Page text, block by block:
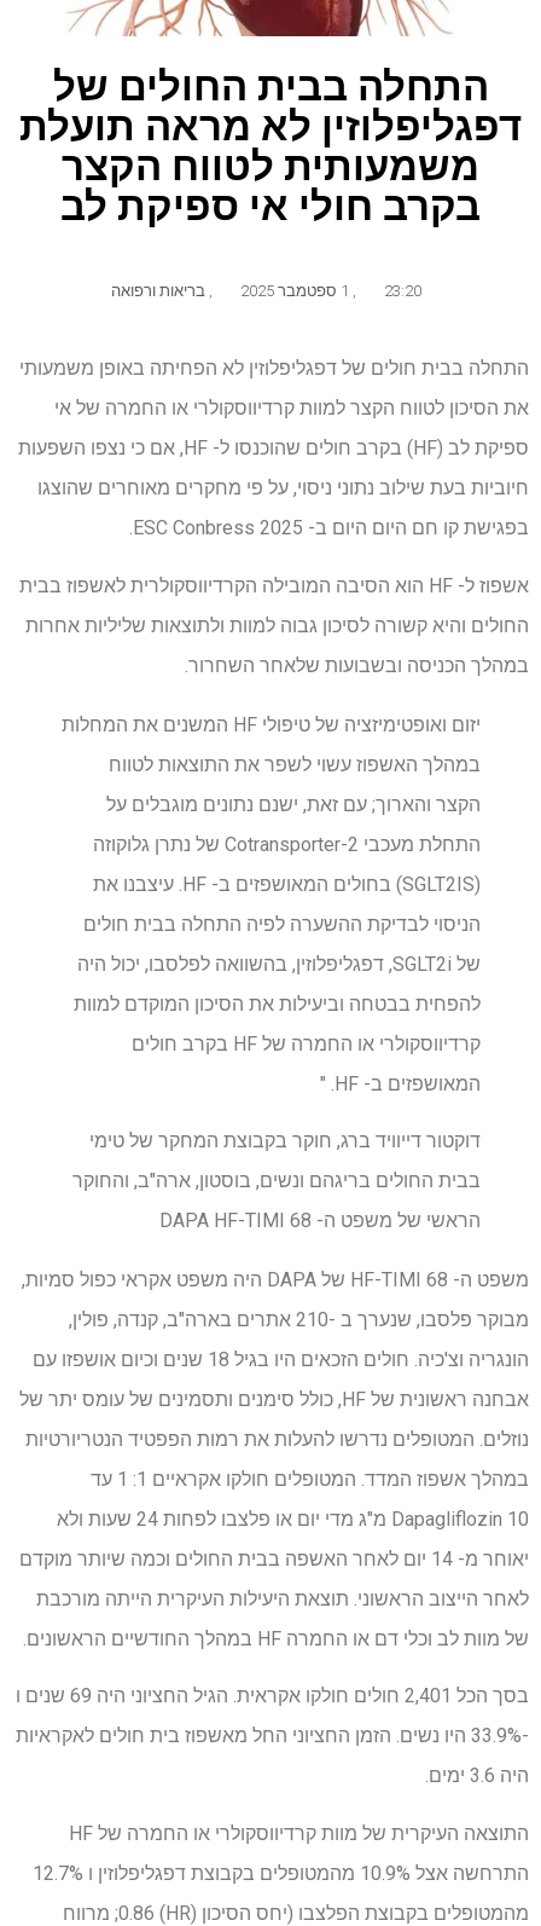
התחלה בבית החולים של
דפגליפלוזין לא מראה תועלת
משמעותית לטווח הקצר
בקרב חולי אי ספיקת לב
23:20 בריאות ורפואה
התחלה בבית חולים של דפגליפלוזין לא הפחיתה באופן משמעותי
את הסיכון לטווח הקצר למוות קרדיווסקולרי או החמרה של אי
ספיקת לב (HF) בקרב חולים שהוכנסו ל- HF, אם כי נצפו השפעות
חיוביות בעת שילוב נתוני ניסוי, על פי מחקרים מאוחרים שהוצגו
בפגישת קו חם היום היום ב- ESC Conbress 2025.
אשפוז ל- HF הוא הסיבה המובילה הקרדיווסקולרית לאשפוז בבית
החולים והיא קשורה לסיכון גבוה למוות ולתוצאות שליליות אחרות
במהלך הכניסה ובשבועות שלאחר השחרור.
יזום ואופטימיזציה של טיפולי HF המשנים את המחלות
במהלך האשפוז עשוי לשפר את התוצאות לטווח
הקצר והארוך; עם זאת, ישנם נתונים מוגבלים על
התחלת מעכבי Cotransporter-2 של נתרן גלוקוזה
(SGLT2IS) בחולים המאושפזים ב- HF. עיצבנו את
הניסוי לבדיקת ההשערה לפיה התחלה בבית חולים
של SGLT2i, דפגליפלוזין, בהשוואה לפלסבו, יכול היה
להפחית בבטחה וביעילות את הסיכון המוקדם למוות
קרדיווסקולרי או החמרה של HF בקרב חולים
המאושפזים ב- HF. "
דוקטור דייוויד ברג, חוקר בקבוצת המחקר של טימי
בבית החולים בריגהם ונשים, בוסטון, ארה"ב, והחוקר
הראשי של משפט ה- DAPA HF-TIMI 68
משפט ה- HF-TIMI 68 של DAPA היה משפט אקראי כפול סמיות,
מבוקר פלסבו, שנערך ב -210 אתרים בארה"ב, קנדה, פולין,
הונגריה וצ'כיה. חולים הזכאים היו בגיל 18 שנים וכיום אושפזו עם
אבחנה ראשונית של HF, כולל סימנים ותסמינים של עומס יתר של
נוזלים. המטופלים נדרשו להעלות את רמות הפפטיד הנטריורטיות
במהלך אשפוז המדד. המטופלים חולקו אקראיים 1: 1 עד
Dapagliflozin 10 מ"ג מדי יום או פלצבו לפחות 24 שעות ולא
יאוחר מ- 14 יום לאחר האשפה בבית החולים וכמה שיותר מוקדם
לאחר הייצוב הראשוני. תוצאת היעילות העיקרית הייתה מורכבת
של מוות לב וכלי דם או החמרה HF במהלך החודשיים הראשונים.
בסך הכל 2,401 חולים חולקו אקראית. הגיל החציוני היה 69 שנים ו
-33.9% היו נשים. הזמן החציוני החל מאשפוז בית חולים לאקראיות
היה 3.6 ימים.
התוצאה העיקרית של מוות קרדיווסקולרי או החמרה של HF
התרחשה אצל 10.9% מהמטופלים בקבוצת דפגליפלוזין ו 12.7%
מהמטופלים בקבוצת הפלצבו (יחס הסיכון (HR) 0.86; מרווח